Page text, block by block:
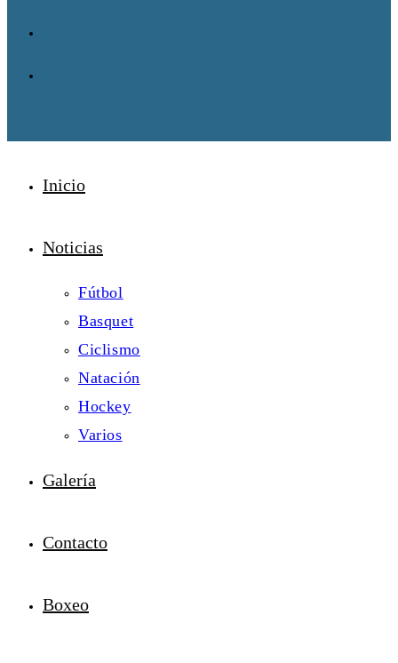
Inicio
Noticias
Fútbol
Basquet
Ciclismo
Natación
Hockey
Varios
Galería
Contacto
Boxeo